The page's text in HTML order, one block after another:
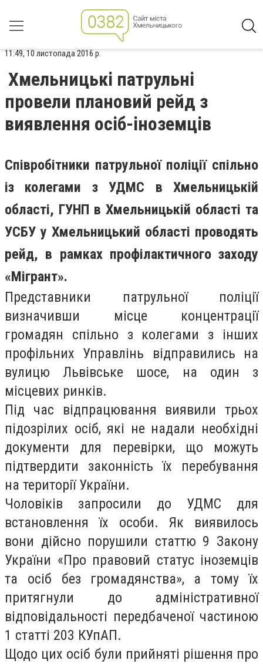
11:49, 10 листопада 2016 р.
Хмельницькі патрульні
провели плановий рейд з
виявлення осіб-іноземців
Співробітники патрульної поліції спільно
із колегами з УДМС в Хмельницькій
області, ГУНП в Хмельницькій області та
УСБУ у Хмельницький області проводять
рейд, в рамках профілактичного заходу
«Мігрант».
Представники патрульної поліції
визначивши місце концентрації
громадян спільно з колегами з інших
профільних Управлінь відправились на
вулицю Львівське шосе, на один з
місцевих ринків.
Під час відпрацювання виявили трьох
підозрілих осіб, які не надали необхідні
документи для перевірки, що можуть
підтвердити законність їх перебування
на території України.
Чоловіків запросили до УДМС для
встановлення їх особи. Як виявилось
вони дійсно порушили статтю 9 Закону
України «Про правовий статус іноземців
та осіб без громадянства», а тому їх
притягнули до адміністративної
відповідальності передбаченої частиною
1 статті 203 КУпАП.
Щодо цих осіб були прийняті рішення про